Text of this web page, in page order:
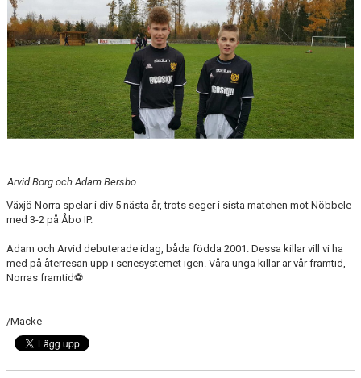
MEDLEM
DOKUMENT
FÖLJ OSS PÅ FACEBOOK
Arvid Borg och Adam Bersbo
Växjö Norra spelar i div 5 nästa år, trots seger i sista matchen mot Nöbbele
med 3-2 på Åbo IP.
Adam och Arvid debuterade idag, båda födda 2001. Dessa killar vill vi ha
med på återresan upp i seriesystemet igen. Våra unga killar är vår framtid,
Norras framtid⚽️
/Macke